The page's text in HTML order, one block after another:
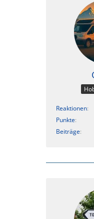
Reaktionen
Punkte
Beiträge